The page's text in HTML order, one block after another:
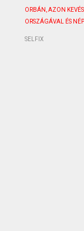
ORBÁN, AZON
ORSZÁGÁVAL ÉS
SELFIX